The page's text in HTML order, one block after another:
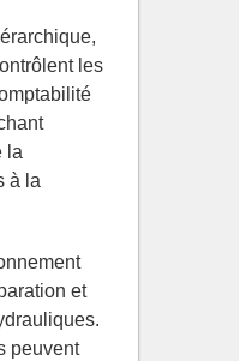
les
la
à la
et
peuvent